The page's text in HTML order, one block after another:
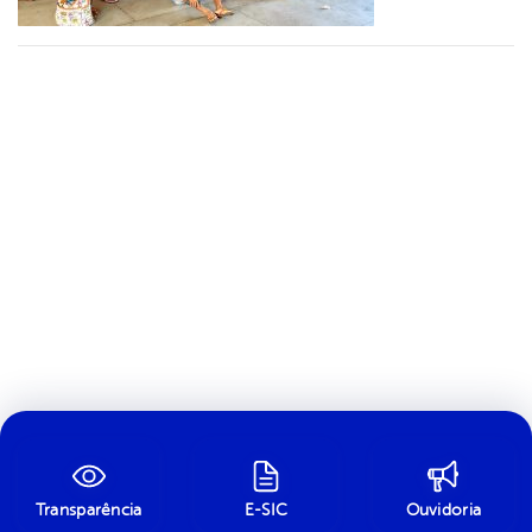
Transparência E-SIC Ouvidoria